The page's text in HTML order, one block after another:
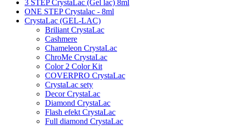
3 STEP CrystaLac (Gel lac) 8ml
ONE STEP Crystalac - 8ml
CrystaLac (GEL-LAC)
Briliant CrystaLac
Cashmere
Chameleon CrystaLac
ChroMe CrystaLac
Color 2 Color Kit
COVERPRO CrystaLac
CrystaLac sety
Decor CrystaLac
Diamond CrystaLac
Flash efekt CrystaLac
Full diamond CrystaLac